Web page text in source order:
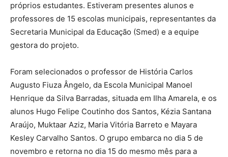
próprios estudantes. Estiveram presentes alunos e
professores de 15 escolas municipais, representantes da
Secretaria Municipal da Educação (Smed) e a equipe
gestora do projeto.
Foram selecionados o professor de História Carlos
Augusto Fiuza Ângelo, da Escola Municipal Manoel
Henrique da Silva Barradas, situada em Ilha Amarela, e os
alunos Hugo Felipe Coutinho dos Santos, Kézia Santana
Araújo, Muktaar Aziz, Maria Vitória Barreto e Mayara
Kesley Carvalho Santos. O grupo embarca no dia 5 de
novembro e retorna no dia 15 do mesmo mês para a